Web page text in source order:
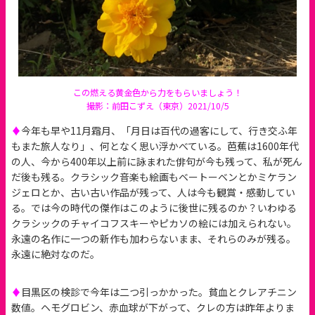
この燃える黄金色から力をもらいましょう！
撮影：前田こずえ（東京）2021/10/5
♦今年も早や11月霜月、「月日は百代の過客にして、行き交ふ年
もまた旅人なり」、何となく思い浮かべている。芭蕉は1600年代
の人、今から400年以上前に詠まれた俳句が今も残って、私が死ん
だ後も残る。クラシック音楽も絵画もベートーベンとかミケラン
ジェロとか、古い古い作品が残って、人は今も観賞・感動してい
る。では今の時代の傑作はこのように後世に残るのか？いわゆる
クラシックのチャイコフスキーやピカソの絵には加えられない。
永遠の名作に一つの新作も加わらないまま、それらのみが残る。
永遠に絶対なのだ。
♦ 目黒区の検診で今年は二つ引っかかった。貧血とクレアチニン
数値。ヘモグロビン、赤血球が下がって、クレの方は昨年よりま